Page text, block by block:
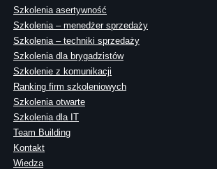
Szkolenia asertywność
Szkolenia – menedżer sprzedaży
Szkolenia – techniki sprzedaży
Szkolenia dla brygadzistów
Szkolenie z komunikacji
Ranking firm szkoleniowych
Szkolenia otwarte
Szkolenia dla IT
Team Building
Kontakt
Wiedza